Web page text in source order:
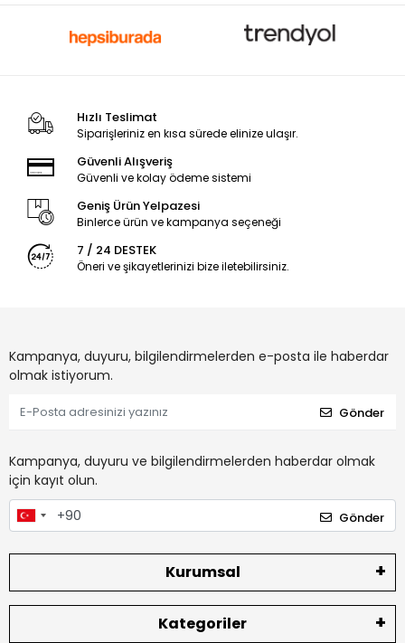
Hızlı Teslimat
Siparişleriniz en kısa sürede elinize ulaşır.
Güvenli Alışveriş
Güvenli ve kolay ödeme sistemi
Geniş Ürün Yelpazesi
Binlerce ürün ve kampanya seçeneği
7 / 24 DESTEK
Öneri ve şikayetlerinizi bize iletebilirsiniz.
Kampanya, duyuru, bilgilendirmelerden e-posta ile haberdar
olmak istiyorum.
Gönder
Kampanya, duyuru ve bilgilendirmelerden haberdar olmak
için kayıt olun.
Gönder
Kurumsal
Kategoriler